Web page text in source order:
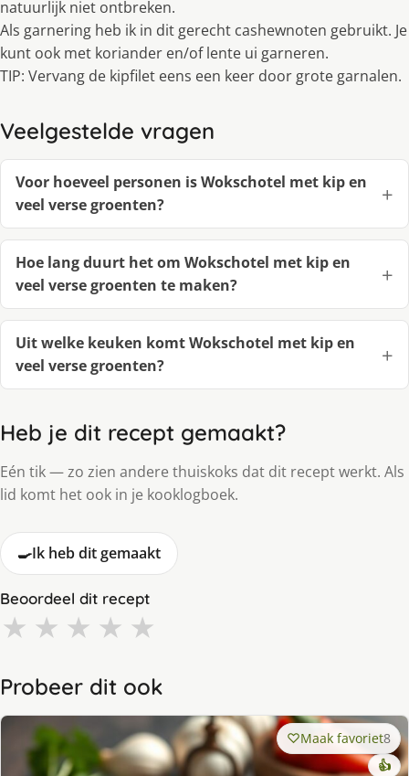
natuurlijk niet ontbreken.
Als garnering heb ik in dit gerecht cashewnoten gebruikt. Je
kunt ook met koriander en/of lente ui garneren.
TIP: Vervang de kipfilet eens een keer door grote garnalen.
Veelgestelde vragen
Voor hoeveel personen is Wokschotel met kip en
veel verse groenten?
Hoe lang duurt het om Wokschotel met kip en
veel verse groenten te maken?
Uit welke keuken komt Wokschotel met kip en
veel verse groenten?
Heb je dit recept gemaakt?
Eén tik — zo zien andere thuiskoks dat dit recept werkt. Als
lid komt het ook in je kooklogboek.
🍳Ik heb dit gemaakt
Beoordeel dit recept
★ ★ ★ ★ ★
Probeer dit ook
Maak favoriet8
👍